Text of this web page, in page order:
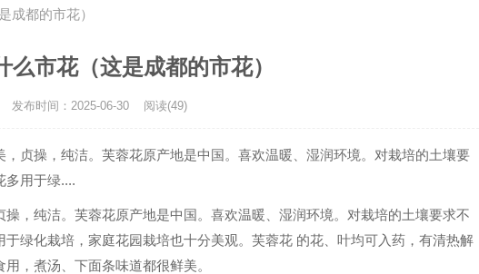
成都的市花）
么市花（这是成都的市花）
发布时间：2025-06-30 阅读(49)
贞操，纯洁。芙蓉花原产地是中国。喜欢温暖、湿润环境。对栽培的土壤要
多用于绿....
，纯洁。芙蓉花原产地是中国。喜欢温暖、湿润环境。对栽培的土壤要求不
绿化栽培，家庭花园栽培也十分美观。芙蓉花 的花、叶均可入药，有清热解
，煮汤、下面条味道都很鲜美。